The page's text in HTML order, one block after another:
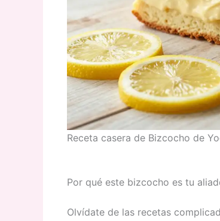
Receta casera de Bizcocho de
Por qué este bizcocho es tu
Olvídate de las recetas